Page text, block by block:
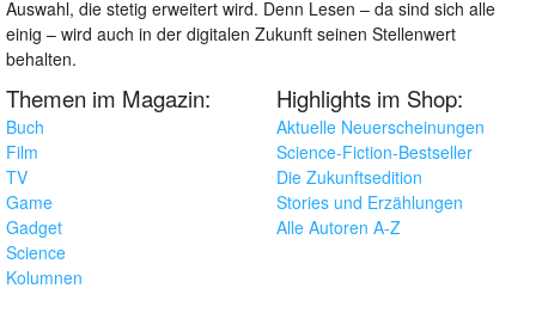
Auswahl, die stetig erweitert wird. Denn Lesen – da sind sich alle
einig – wird auch in der digitalen Zukunft seinen Stellenwert
behalten.
Themen im Magazin:
Buch
Film
TV
Game
Gadget
Science
Kolumnen
Highlights im Shop:
Aktuelle Neuerscheinungen
Science-Fiction-Bestseller
Die Zukunftsedition
Stories und Erzählungen
Alle Autoren A-Z